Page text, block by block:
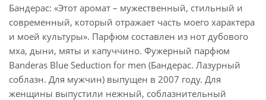
Бандерас: «Этот аромат – мужественный, стильный и
современный, который отражает часть моего характера
и моей культуры». Парфюм составлен из нот дубового
мха, дыни, мяты и капуччино. Фужерный парфюм
Banderas Blue Seduction for men (Бандерас. Лазурный
соблазн. Для мужчин) выпущен в 2007 году. Для
женщины выпустили нежный, соблазнительный